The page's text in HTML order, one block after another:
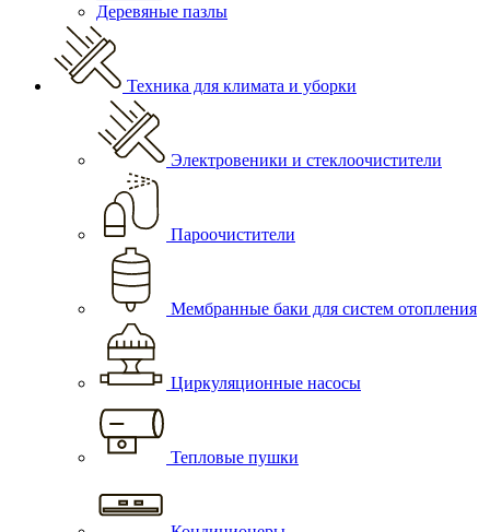
Деревяные пазлы
Техника для климата и уборки
Электровеники и стеклоочистители
Пароочистители
Мембранные баки для систем отопления
Циркуляционные насосы
Тепловые пушки